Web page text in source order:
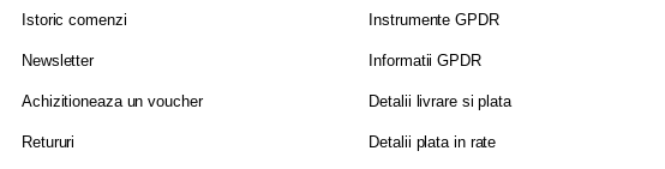
Istoric comenzi
Newsletter
Achizitioneaza un voucher
Retururi
Instrumente GPDR
Informatii GPDR
Detalii livrare si plata
Detalii plata in rate